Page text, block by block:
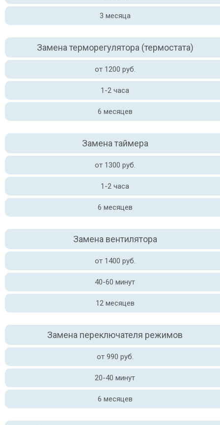
3 месяца
Замена терморегулятора (термостата)
от 1200 руб.
1-2 часа
6 месяцев
Замена таймера
от 1300 руб.
1-2 часа
6 месяцев
Замена вентилятора
от 1400 руб.
40-60 минут
12 месяцев
Замена переключателя режимов
от 990 руб.
20-40 минут
6 месяцев